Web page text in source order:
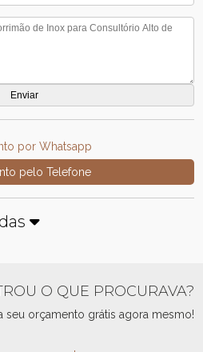
por Whatsapp
pelo Telefone
O QUE PROCURAVA?
seu orçamento grátis agora mesmo!